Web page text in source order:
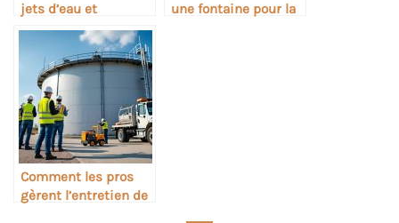
jets d’eau et
sculptures de jardin
une fontaine pour la
Comment les pros
gèrent l’entretien de